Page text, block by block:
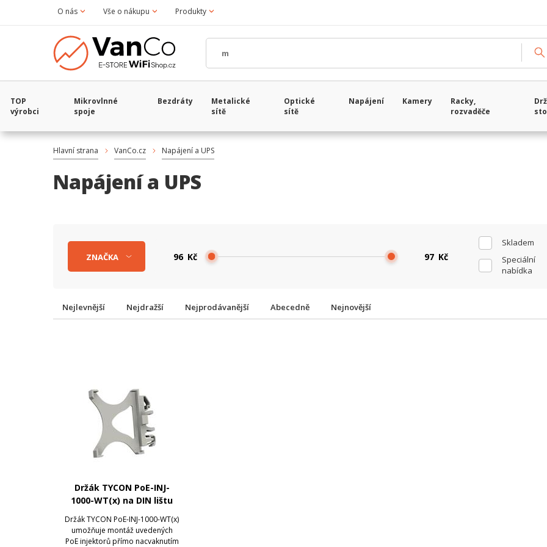
O nás Vše o nákupu Produkty
TOP
výrobci
Mikrovlnné
spoje
Bezdráty
Metalické
sítě
Optické
sítě
Napájení Kamery
Racky,
rozvaděče
Hlavní strana VanCo.cz Napájení a UPS
Napájení a UPS
Skladem
Speciální
nabídka
Kč Kč
ZNAČKA
Nejlevnější Nejdražší Nejprodávanější Abecedně Nejnovější
Držák TYCON PoE-INJ-
1000-WT(x) na DIN lištu
Držák TYCON PoE-INJ-1000-WT(x)
umožňuje montáž uvedených
PoE injektorů přímo nacvaknutím